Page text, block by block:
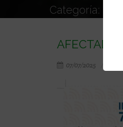
Categoría:
07/07/2025